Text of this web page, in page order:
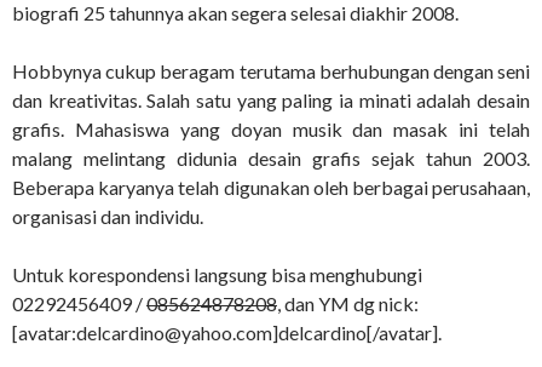
biografi 25 tahunnya akan segera selesai diakhir 2008.
Hobbynya cukup beragam terutama berhubungan dengan seni
dan kreativitas. Salah satu yang paling ia minati adalah desain
grafis. Mahasiswa yang doyan musik dan masak ini telah
malang melintang didunia desain grafis sejak tahun 2003.
Beberapa karyanya telah digunakan oleh berbagai perusahaan,
organisasi dan individu.
Untuk korespondensi langsung bisa menghubungi
02292456409 /085624878208, dan YM dg nick:
[avatar:delcardino@yahoo.com]delcardino[/avatar].